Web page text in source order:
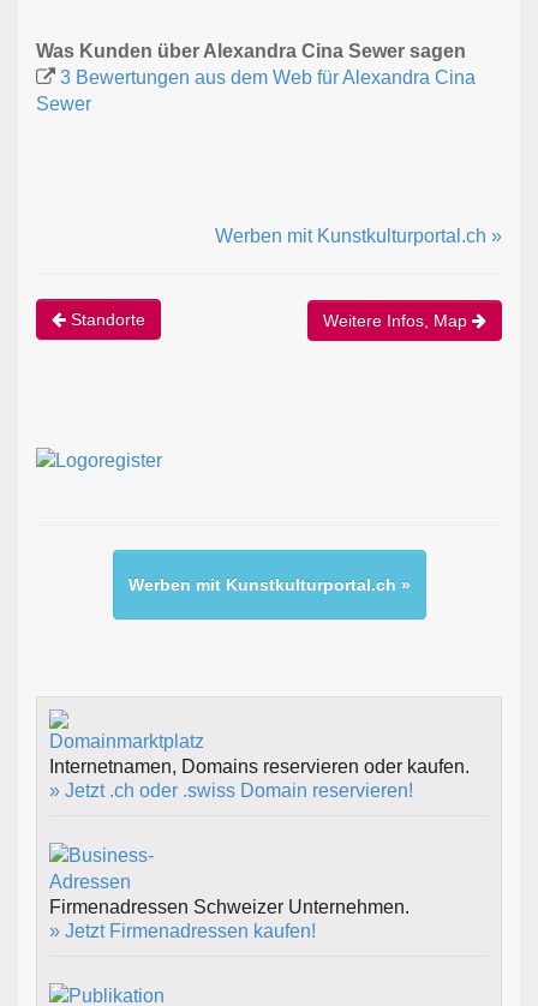
Was Kunden über Alexandra Cina Sewer sagen
3 Bewertungen aus dem Web für Alexandra Cina
Sewer
Werben mit Kunstkulturportal.ch »
Standorte Weitere Infos, Map
Werben mit Kunstkulturportal.ch »
Internetnamen, Domains reservieren oder kaufen.
» Jetzt .ch oder .swiss Domain reservieren!
Firmenadressen Schweizer Unternehmen.
» Jetzt Firmenadressen kaufen!